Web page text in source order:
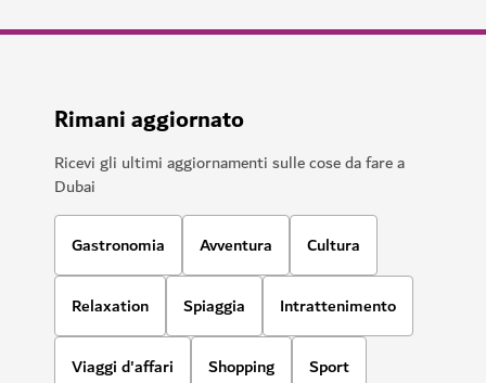
Rimani aggiornato
Ricevi gli ultimi aggiornamenti sulle cose da fare a
Dubai
Gastronomia Avventura Cultura
Relaxation Spiaggia Intrattenimento
Viaggi d'affari Shopping Sport